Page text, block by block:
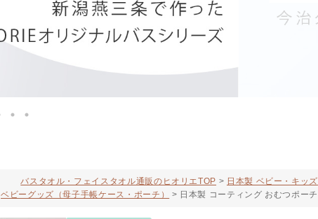
バスタオル・フェイスタオル通販のヒオリエTOP
日本製 ベビー・キッズ
ベビーグッズ（母子手帳ケース・ポーチ）
日本製 コーティング おむつポーチ